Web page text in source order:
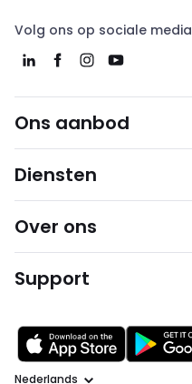
Volg ons op sociale media
Ons aanbod
Diensten
Over ons
Support